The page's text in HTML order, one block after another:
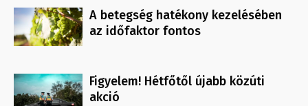
A betegség hatékony kezelésében
az időfaktor fontos
Figyelem! Hétfőtől újabb közúti
akció